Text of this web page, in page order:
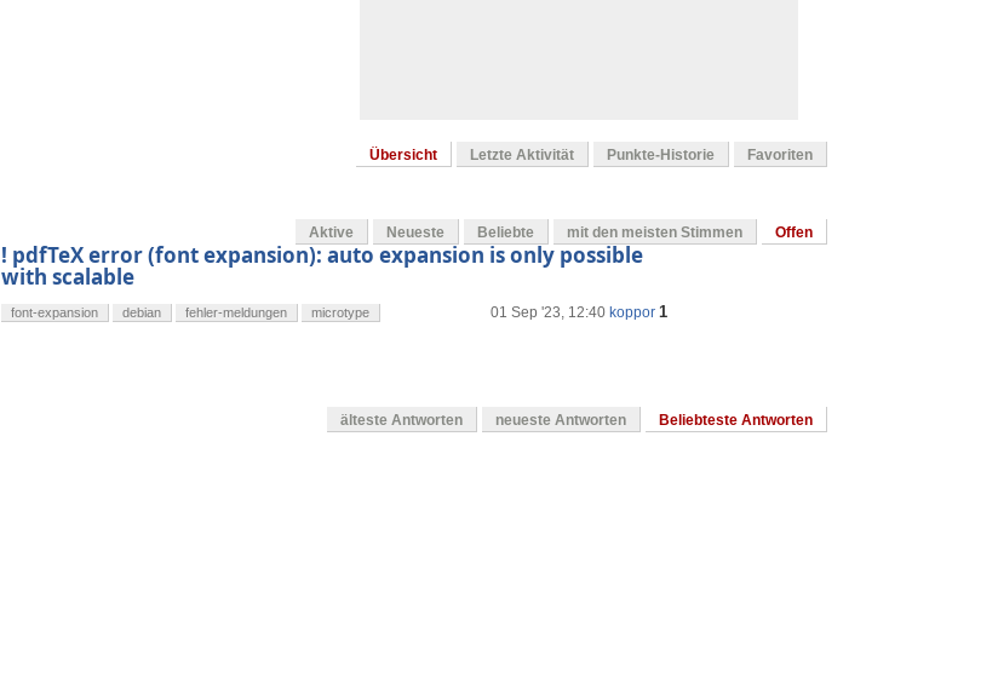
Übersicht Letzte Aktivität Punkte-Historie Favoriten
Aktive Neueste Beliebte mit den meisten Stimmen Offen
! pdfTeX error (font expansion): auto expansion is only possible
with scalable
01 Sep '23, 12:40 koppor 1
font-expansion debian fehler-meldungen microtype
älteste Antworten neueste Antworten Beliebteste Antworten